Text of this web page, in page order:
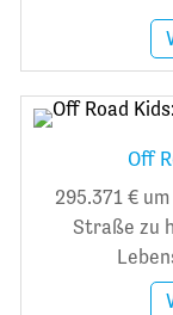
Off
295.371 €
Straße zu